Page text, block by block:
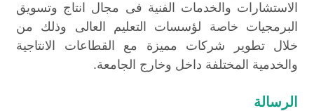
الاستشارات والخدمات الفنية فى مجال انتاج وتسويق
البرمجيات خاصة لؤسسات التعليم العالى وذلك من
خلال تطوير شركات مميزة مع القطاعات الانتاجية
والخدمية المختلفة داخل وخارج الجامعة.
الرسالة